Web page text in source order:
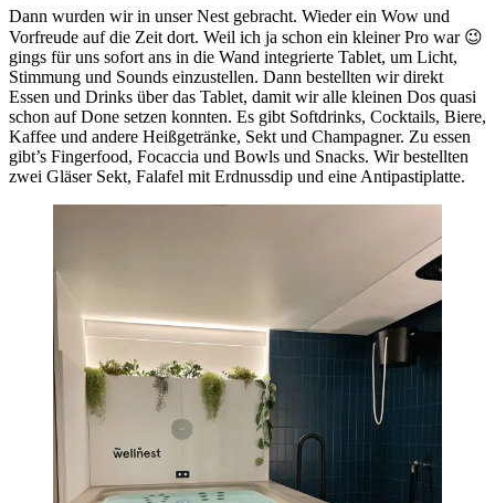
Dann wurden wir in unser Nest gebracht. Wieder ein Wow und
Vorfreude auf die Zeit dort. Weil ich ja schon ein kleiner Pro war 😉
gings für uns sofort ans in die Wand integrierte Tablet, um Licht,
Stimmung und Sounds einzustellen. Dann bestellten wir direkt
Essen und Drinks über das Tablet, damit wir alle kleinen Dos quasi
schon auf Done setzen konnten. Es gibt Softdrinks, Cocktails, Biere,
Kaffee und andere Heißgetränke, Sekt und Champagner. Zu essen
gibt’s Fingerfood, Focaccia und Bowls und Snacks. Wir bestellten
zwei Gläser Sekt, Falafel mit Erdnussdip und eine Antipastiplatte.